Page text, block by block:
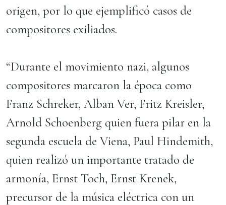
origen, por lo que ejemplificó casos de
compositores exiliados.
“Durante el movimiento nazi, algunos
compositores marcaron la época como
Franz Schreker, Alban Ver, Fritz Kreisler,
Arnold Schoenberg quien fuera pilar en la
segunda escuela de Viena, Paul Hindemith,
quien realizó un importante tratado de
armonía, Ernst Toch, Ernst Krenek,
precursor de la música eléctrica con un